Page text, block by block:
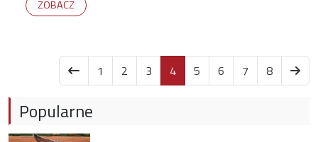
ZOBACZ
1 2 3 4items.current
5 6 7 8
Popularne